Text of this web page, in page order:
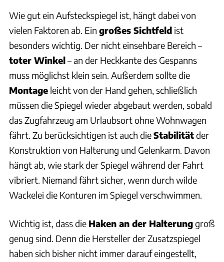
Wie gut ein Aufsteckspiegel ist, hängt dabei von
vielen Faktoren ab. Ein großes Sichtfeld ist
besonders wichtig. Der nicht einsehbare Bereich –
toter Winkel– an der Heckkante des Gespanns
muss möglichst klein sein. Außerdem sollte die
Montage leicht von der Hand gehen, schließlich
müssen die Spiegel wieder abgebaut werden, sobald
das Zugfahrzeug am Urlaubsort ohne Wohnwagen
fährt. Zu berücksichtigen ist auch dieStabilitätder
Konstruktion von Halterung und Gelenkarm. Davon
hängt ab, wie stark der Spiegel während der Fahrt
vibriert. Niemand fährt sicher, wenn durch wilde
Wackelei die Konturen im Spiegel verschwimmen.
Wichtig ist, dass die Haken an der Halterunggroß
genug sind. Denn die Hersteller der Zusatzspiegel
haben sich bisher nicht immer darauf eingestellt,